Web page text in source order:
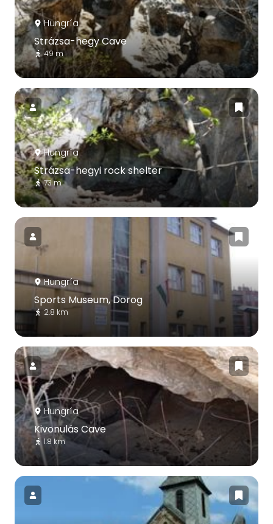
Hungría
Strázsa-hegy Cave
49 m
Hungría
Strázsa-hegyi rock shelter
73 m
Hungría
Sports Museum, Dorog
2.8 km
Hungría
Kivonulás Cave
1.8 km